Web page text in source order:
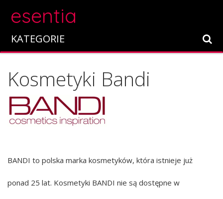
esentia
KATEGORIE
Kosmetyki Bandi
BANDI to polska marka kosmetyków, która istnieje już
ponad 25 lat. Kosmetyki BANDI nie są dostępne w